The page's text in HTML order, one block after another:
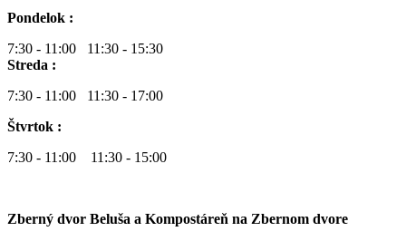
Pondelok :
7:30 - 11:00 11:30 - 15:30
Streda :
7:30 - 11:00 11:30 - 17:00
Štvrtok :
7:30 - 11:00 11:30 - 15:00
Zberný dvor Beluša a Kompostáreň na Zbernom dvore